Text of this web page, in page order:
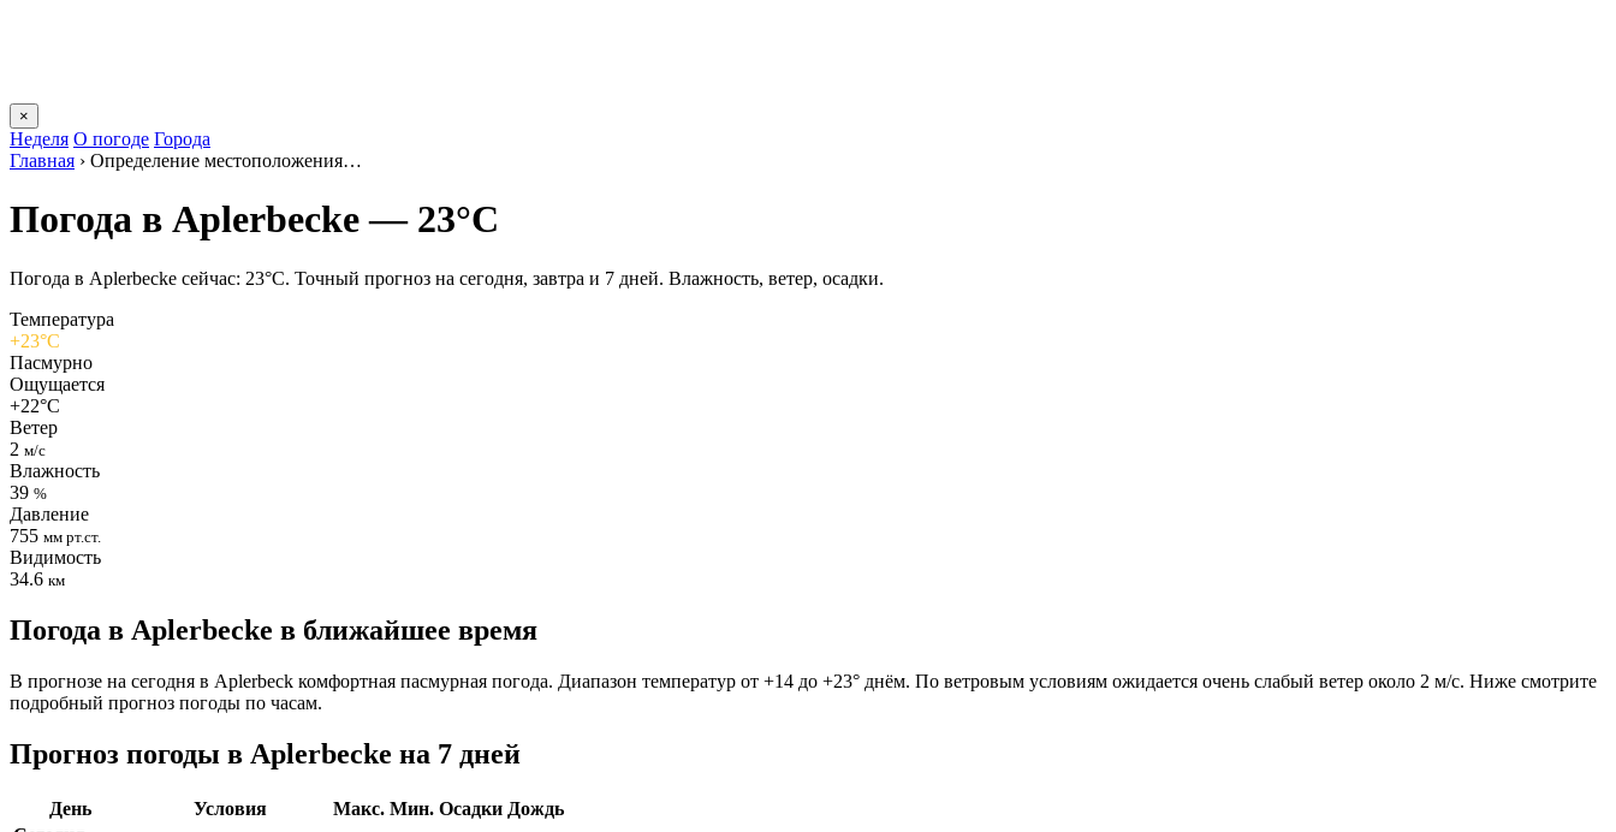
×
Неделя О погоде Города
Главная › Определение местоположения…
Погода в Aplerbeckе — 23°C
Погода в Aplerbeckе сейчас: 23°C. Точный прогноз на сегодня, завтра и 7 дней. Влажность, ветер, осадки.
Температура
+23°C
Пасмурно
Ощущается
+22°C
Ветер
2 м/с
Влажность
39 %
Давление
755 мм рт.ст.
Видимость
34.6 км
Погода в Aplerbeckе в ближайшее время
В прогнозе на сегодня в Aplerbeck комфортная пасмурная погода. Диапазон температур от +14 до +23° днём. По ветровым условиям ожидается очень слабый ветер около 2 м/с. Ниже смотрите
подробный прогноз погоды по часам.
Прогноз погоды в Aplerbeckе на 7 дней
День Условия Макс. Мин. Осадки Дождь